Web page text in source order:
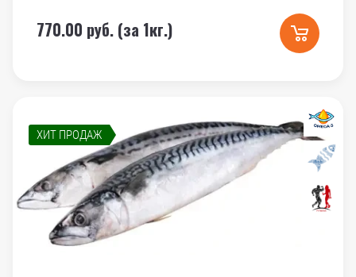
770.00 руб. (за 1кг.)
ХИТ ПРОДАЖ